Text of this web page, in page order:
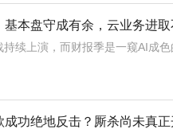
本盘守成有余，云业务进取
功绝地反击？厮杀尚未真正